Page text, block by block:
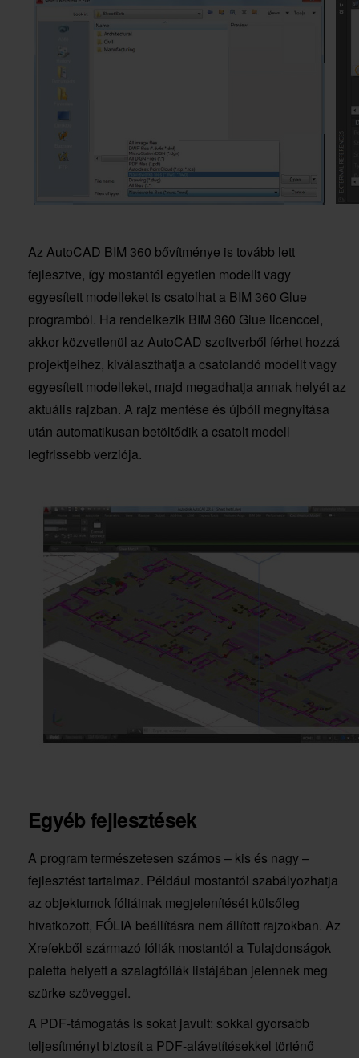
Az AutoCAD BIM 360 bővítménye is tovább lett
fejlesztve, így mostantól egyetlen modellt vagy
egyesített modelleket is csatolhat a BIM 360 Glue
programból. Ha rendelkezik BIM 360 Glue licenccel,
akkor közvetlenül az AutoCAD szoftverből férhet hozzá
projektjeihez, kiválaszthatja a csatolandó modellt vagy
egyesített modelleket, majd megadhatja annak helyét az
aktuális rajzban. A rajz mentése és újbóli megnyitása
után automatikusan betöltődik a csatolt modell
legfrissebb verziója.
Egyéb fejlesztések
A program természetesen számos – kis és nagy –
fejlesztést tartalmaz. Például mostantól szabályozhatja
az objektumok fóliáinak megjelenítését külsőleg
hivatkozott, FÓLIA beállításra nem állított rajzokban. Az
Xrefekből származó fóliák mostantól a Tulajdonságok
paletta helyett a szalagfóliák listájában jelennek meg
szürke szöveggel.
A PDF-támogatás is sokat javult: sokkal gyorsabb
teljesítményt biztosít a PDF-alávetítésekkel történő